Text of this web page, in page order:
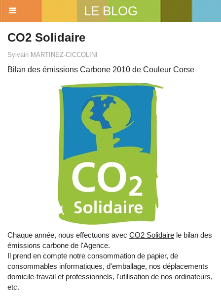
LE BLOG
CO2 Solidaire
Sylvain MARTINEZ-CICCOLINI
Bilan des émissions Carbone 2010 de Couleur Corse
Chaque année, nous effectuons avec CO2 Solidaire le bilan des
émissions carbone de l'Agence.
Il prend en compte notre consommation de papier, de
consommables informatiques, d'emballage, nos déplacements
domicile-travail et professionnels, l'utilisation de nos ordinateurs,
etc.